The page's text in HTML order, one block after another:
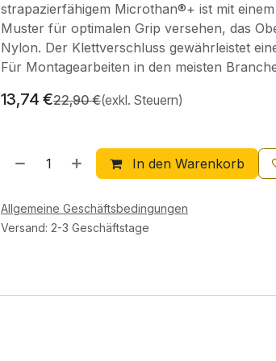
strapazierfähigem Microthan®+ ist mit
Muster für optimalen Grip versehen, das
Nylon. Der Klettverschluss gewährleistet
Für Montagearbeiten in den meisten
13,74 €22,90€(exkl. Steuern)
In den Warenkorb
Allgemeine Geschäftsbedingungen
Versand: 2-3 Geschäftstage